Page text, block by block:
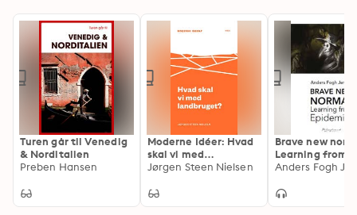
Turen går til Venedig
& Norditalien
Preben Hansen
Moderne Idéer: Hvad
skal vi med
landbruget?
Jørgen Steen Nielsen
Brave new
Learning from
Epidemics
Anders Fogh